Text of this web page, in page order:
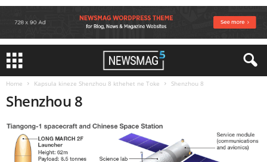
Home Kapsula kineze Shenzhou 8 kthehet ne Toke Shenzhou 8
Shenzhou 8